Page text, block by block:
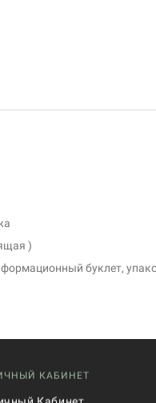
)
буклет,
КАБИНЕТ